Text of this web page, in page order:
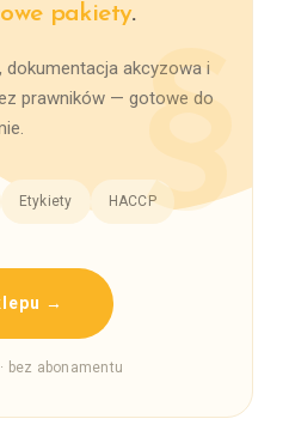
pakiety.
dokumentacja akcyzowa i
prawników — gotowe do
Etykiety HACCP
→
bez abonamentu